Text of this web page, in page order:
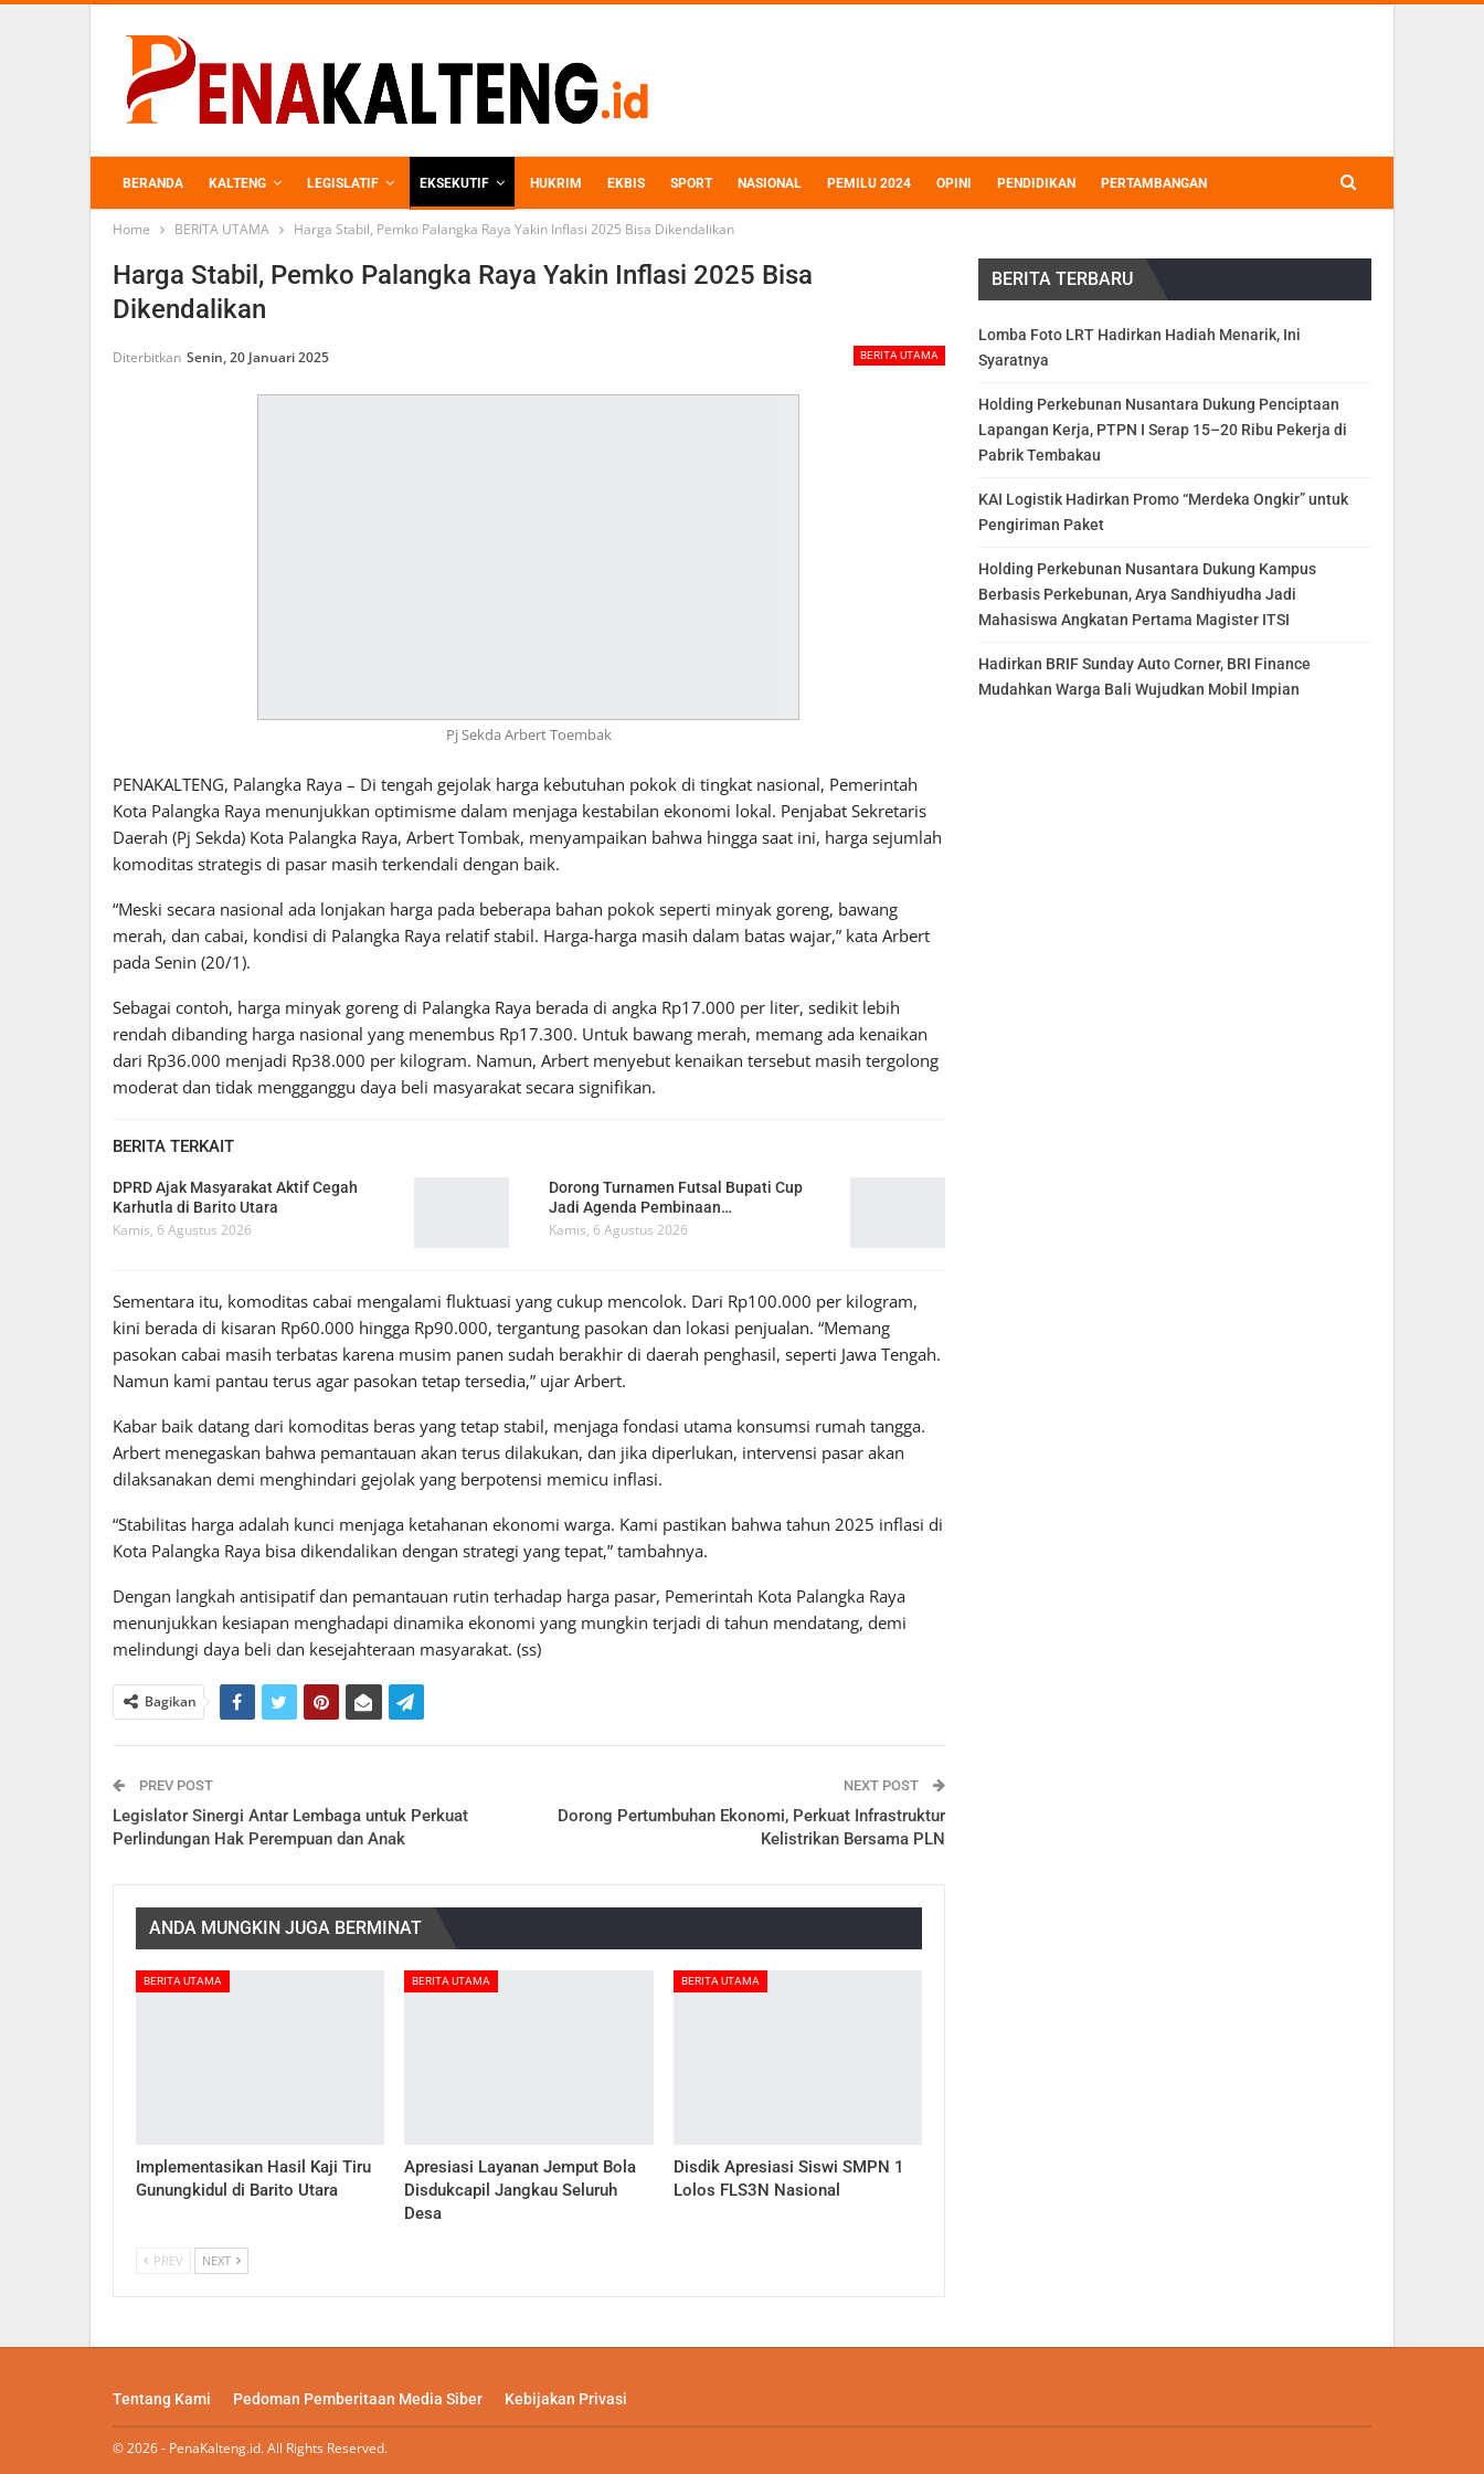
BERANDA KALTENG LEGISLATIF EKSEKUTIF HUKRIM EKBIS SPORT NASIONAL PEMILU 2024 OPINI PENDIDIKAN PERTAMBANGAN
PERKEBUNAN
Home BERITA UTAMA Harga Stabil, Pemko Palangka Raya Yakin Inflasi 2025 Bisa Dikendalikan
Harga Stabil, Pemko Palangka Raya Yakin Inflasi 2025 Bisa
Dikendalikan
BERITA UTAMA
Diterbitkan Senin, 20 Januari 2025
Pj Sekda Arbert Toembak
PENAKALTENG, Palangka Raya – Di tengah gejolak harga kebutuhan pokok di tingkat nasional, Pemerintah
Kota Palangka Raya menunjukkan optimisme dalam menjaga kestabilan ekonomi lokal. Penjabat Sekretaris
Daerah (Pj Sekda) Kota Palangka Raya, Arbert Tombak, menyampaikan bahwa hingga saat ini, harga sejumlah
komoditas strategis di pasar masih terkendali dengan baik.
“Meski secara nasional ada lonjakan harga pada beberapa bahan pokok seperti minyak goreng, bawang
merah, dan cabai, kondisi di Palangka Raya relatif stabil. Harga-harga masih dalam batas wajar,” kata Arbert
pada Senin (20/1).
Sebagai contoh, harga minyak goreng di Palangka Raya berada di angka Rp17.000 per liter, sedikit lebih
rendah dibanding harga nasional yang menembus Rp17.300. Untuk bawang merah, memang ada kenaikan
dari Rp36.000 menjadi Rp38.000 per kilogram. Namun, Arbert menyebut kenaikan tersebut masih tergolong
moderat dan tidak mengganggu daya beli masyarakat secara signifikan.
BERITA TERKAIT
DPRD Ajak Masyarakat Aktif Cegah
Karhutla di Barito Utara
Kamis, 6 Agustus 2026
Dorong Turnamen Futsal Bupati Cup
Jadi Agenda Pembinaan…
Kamis, 6 Agustus 2026
Sementara itu, komoditas cabai mengalami fluktuasi yang cukup mencolok. Dari Rp100.000 per kilogram,
kini berada di kisaran Rp60.000 hingga Rp90.000, tergantung pasokan dan lokasi penjualan. “Memang
pasokan cabai masih terbatas karena musim panen sudah berakhir di daerah penghasil, seperti Jawa Tengah.
Namun kami pantau terus agar pasokan tetap tersedia,” ujar Arbert.
Kabar baik datang dari komoditas beras yang tetap stabil, menjaga fondasi utama konsumsi rumah tangga.
Arbert menegaskan bahwa pemantauan akan terus dilakukan, dan jika diperlukan, intervensi pasar akan
dilaksanakan demi menghindari gejolak yang berpotensi memicu inflasi.
“Stabilitas harga adalah kunci menjaga ketahanan ekonomi warga. Kami pastikan bahwa tahun 2025 inflasi di
Kota Palangka Raya bisa dikendalikan dengan strategi yang tepat,” tambahnya.
Dengan langkah antisipatif dan pemantauan rutin terhadap harga pasar, Pemerintah Kota Palangka Raya
menunjukkan kesiapan menghadapi dinamika ekonomi yang mungkin terjadi di tahun mendatang, demi
melindungi daya beli dan kesejahteraan masyarakat. (ss)
Bagikan
PREV POST
Legislator Sinergi Antar Lembaga untuk Perkuat
Perlindungan Hak Perempuan dan Anak
NEXT POST
Dorong Pertumbuhan Ekonomi, Perkuat Infrastruktur
Kelistrikan Bersama PLN
ANDA MUNGKIN JUGA BERMINAT
BERITA UTAMA
Implementasikan Hasil Kaji Tiru
Gunungkidul di Barito Utara
BERITA UTAMA
Apresiasi Layanan Jemput Bola
Disdukcapil Jangkau Seluruh
Desa
BERITA UTAMA
Disdik Apresiasi Siswi SMPN 1
Lolos FLS3N Nasional
PREV NEXT
BERITA TERBARU
Lomba Foto LRT Hadirkan Hadiah Menarik, Ini
Syaratnya
Holding Perkebunan Nusantara Dukung Penciptaan
Lapangan Kerja, PTPN I Serap 15–20 Ribu Pekerja di
Pabrik Tembakau
KAI Logistik Hadirkan Promo “Merdeka Ongkir” untuk
Pengiriman Paket
Holding Perkebunan Nusantara Dukung Kampus
Berbasis Perkebunan, Arya Sandhiyudha Jadi
Mahasiswa Angkatan Pertama Magister ITSI
Hadirkan BRIF Sunday Auto Corner, BRI Finance
Mudahkan Warga Bali Wujudkan Mobil Impian
Tentang Kami Pedoman Pemberitaan Media Siber Kebijakan Privasi
© 2026 - PenaKalteng.id. All Rights Reserved.